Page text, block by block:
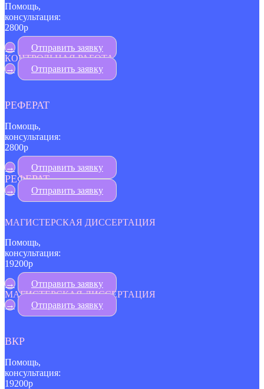
Помощь,
консультация:
2800р
→
Отправить заявку
КОНТРОЛЬНАЯ РАБОТА
→
Отправить заявку
РЕФЕРАТ
Помощь,
консультация:
2800р
→
Отправить заявку
РЕФЕРАТ
→ Отправить заявку
МАГИСТЕРСКАЯ ДИССЕРТАЦИЯ
Помощь,
консультация:
19200р
→
Отправить заявку
МАГИСТЕРСКАЯ ДИССЕРТАЦИЯ
→
Отправить заявку
ВКР
Помощь,
консультация:
19200р